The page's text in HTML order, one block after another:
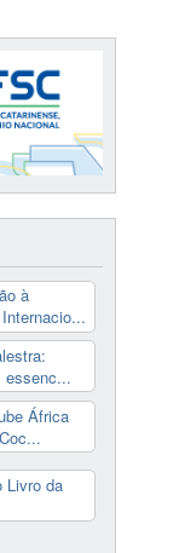
à
essenc...
África
Livro da